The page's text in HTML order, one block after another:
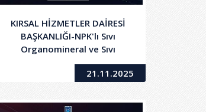
KIRSAL HİZMETLER DAİRESİ
BAŞKANLIĞI-NPK'lı Sıvı
Organomineral ve Sıvı
Mikrobiyal Gübre Mal Alımı
21.11.2025